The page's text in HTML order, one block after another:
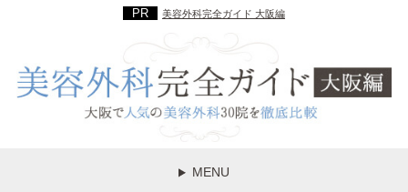
美容外科完全ガイド 大阪編
MENU